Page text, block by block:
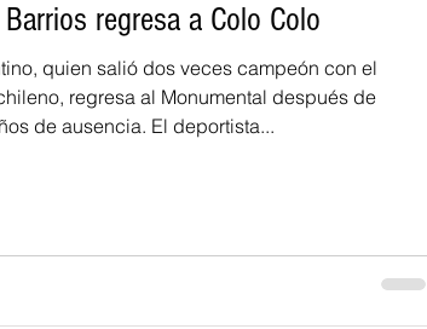
regresa a Colo Colo
quien salió dos veces campeón con el
regresa al Monumental después de
de ausencia. El deportista...